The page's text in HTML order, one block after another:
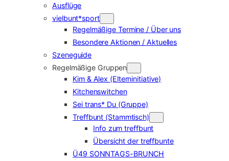
Ausflüge
vielbunt*sport
Regelmäßige Termine / Über uns
Besondere Aktionen / Aktuelles
Szeneguide
Regelmäßige Gruppen
Kim & Alex (Elterninitiative)
Kitchenswitchen
Sei trans* Du (Gruppe)
Treffbunt (Stammtisch)
Info zum treffbunt
Übersicht der treffbunte
Ü49 SONNTAGS-BRUNCH